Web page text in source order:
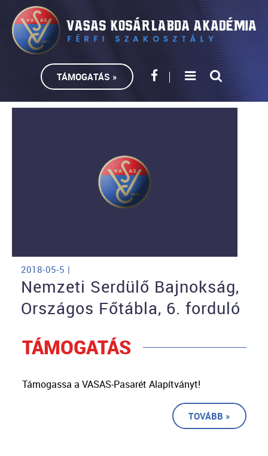
TÁMOGATÁS »
2018-05-5 |
Nemzeti Serdülő Bajnokság,
Országos Főtábla, 6. forduló
TÁMOGATÁS
Támogassa a VASAS-Pasarét Alapítványt!
TOVÁBB »